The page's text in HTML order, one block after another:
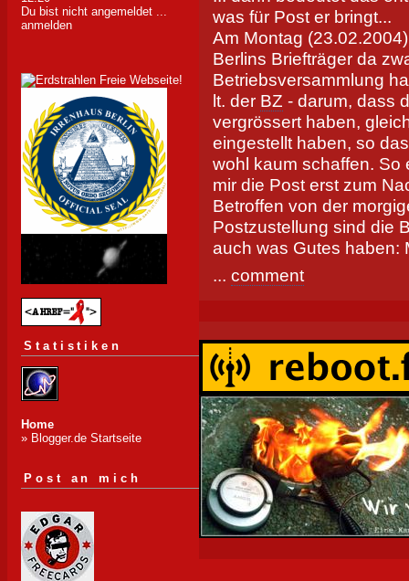
Du bist nicht angemeldet ...
anmelden
Statistiken
Home
» Blogger.de Startseite
Post an mich
was für Post er bringt...
Am Montag
Berlins Briefträger da
Betriebsversammlung
lt. der BZ - darum, dass
vergrössert haben,
eingestellt haben, so
wohl kaum schaffen. So
mir die Post erst zum
Betroffen von der
Postzustellung sind die
auch was Gutes haben:
... comment